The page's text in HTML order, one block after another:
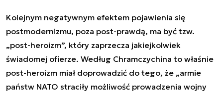
Kolejnym negatywnym efektem pojawienia się
postmodernizmu, poza post-prawdą, ma być tzw.
„post-heroizm”, który zaprzecza jakiejkolwiek
świadomej ofierze. Według Chramczychina to właśnie
post-heroizm miał doprowadzić do tego, że „armie
państw NATO straciły możliwość prowadzenia wojny